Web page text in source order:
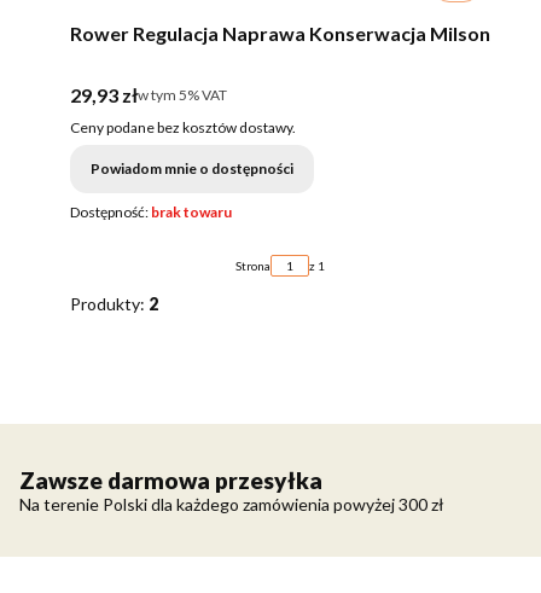
Rower Regulacja Naprawa Konserwacja Milson
Cena brutto
29,93 złw tym %s VAT
w tym 5%VAT
Ceny podane bez kosztów dostawy.
Powiadom mnie o dostępności
Dostępność: brak towaru
Strona z 1
Produkty: 2
Zawsze darmowa przesyłka
Na terenie Polski dla każdego zamówienia powyżej 300 zł